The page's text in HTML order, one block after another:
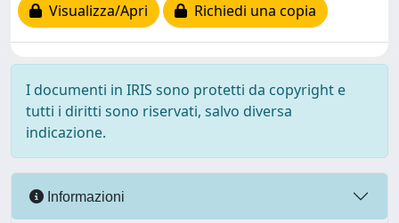
Visualizza/Apri
Richiedi una copia
I documenti in IRIS sono protetti da copyright e
tutti i diritti sono riservati, salvo diversa
indicazione.
Informazioni